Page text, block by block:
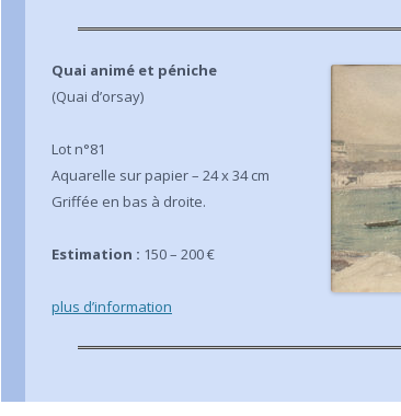
Quai animé et péniche
(Quai d’orsay)
Lot n°81
Aquarelle sur papier – 24 x 34 cm
Griffée en bas à droite.
Estimation : 150 – 200 €
plus d’information